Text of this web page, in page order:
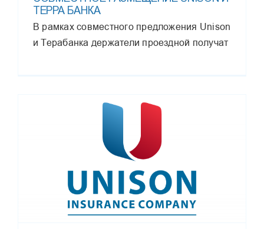
ТЕРРА БАНКА
В рамках совместного предложения Unison
и Терабанка держатели проездной получат